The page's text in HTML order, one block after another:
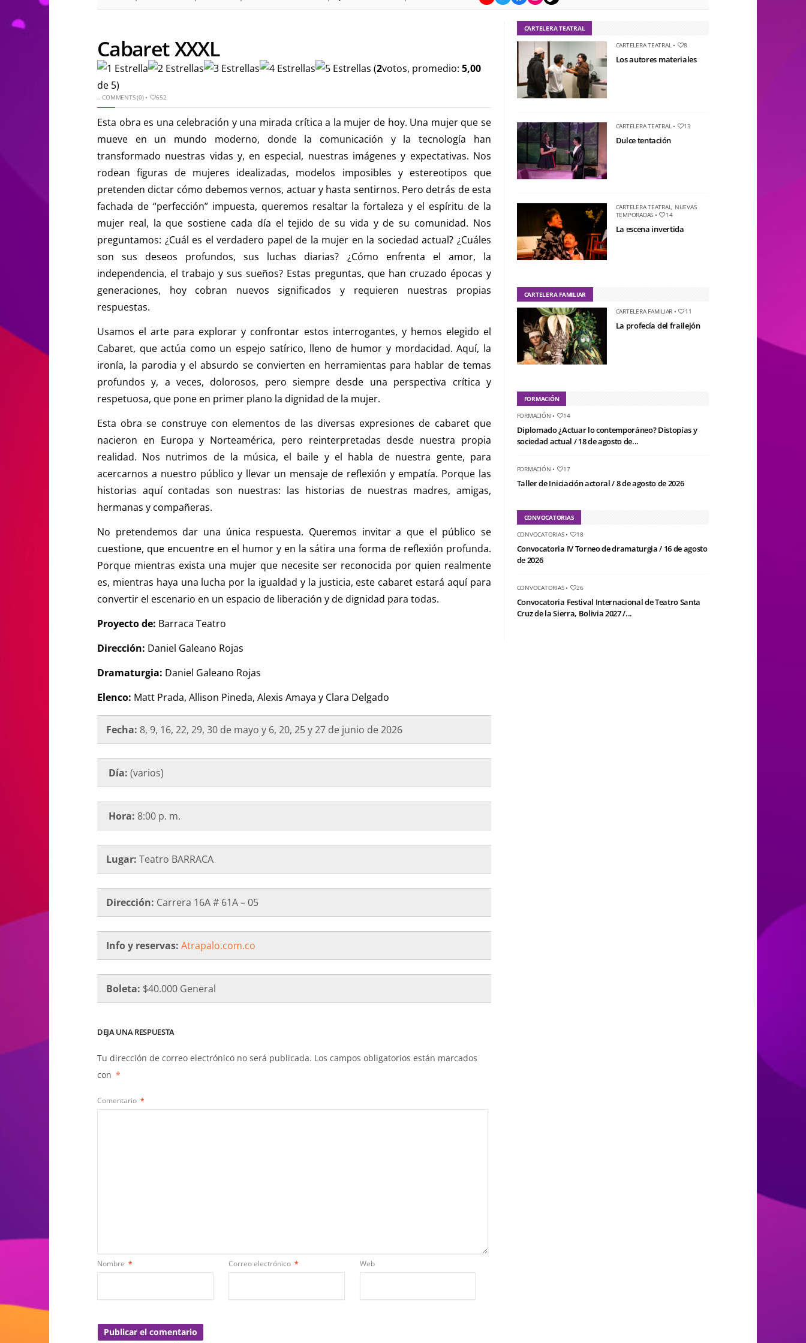
Cabaret XXXL
(2votos, promedio: 5,00
de 5)
..COMMENTS (0)• 652
Esta obra es una celebración y una mirada crítica a la mujer de hoy. Una mujer que se
mueve en un mundo moderno, donde la comunicación y la tecnología han
transformado nuestras vidas y, en especial, nuestras imágenes y expectativas. Nos
rodean figuras de mujeres idealizadas, modelos imposibles y estereotipos que
pretenden dictar cómo debemos vernos, actuar y hasta sentirnos. Pero detrás de esta
fachada de “perfección” impuesta, queremos resaltar la fortaleza y el espíritu de la
mujer real, la que sostiene cada día el tejido de su vida y de su comunidad. Nos
preguntamos: ¿Cuál es el verdadero papel de la mujer en la sociedad actual? ¿Cuáles
son sus deseos profundos, sus luchas diarias? ¿Cómo enfrenta el amor, la
independencia, el trabajo y sus sueños? Estas preguntas, que han cruzado épocas y
generaciones, hoy cobran nuevos significados y requieren nuestras propias
respuestas.
Usamos el arte para explorar y confrontar estos interrogantes, y hemos elegido el
Cabaret, que actúa como un espejo satírico, lleno de humor y mordacidad. Aquí, la
ironía, la parodia y el absurdo se convierten en herramientas para hablar de temas
profundos y, a veces, dolorosos, pero siempre desde una perspectiva crítica y
respetuosa, que pone en primer plano la dignidad de la mujer.
Esta obra se construye con elementos de las diversas expresiones de cabaret que
nacieron en Europa y Norteamérica, pero reinterpretadas desde nuestra propia
realidad. Nos nutrimos de la música, el baile y el habla de nuestra gente, para
acercarnos a nuestro público y llevar un mensaje de reflexión y empatía. Porque las
historias aquí contadas son nuestras: las historias de nuestras madres, amigas,
hermanas y compañeras.
No pretendemos dar una única respuesta. Queremos invitar a que el público se
cuestione, que encuentre en el humor y en la sátira una forma de reflexión profunda.
Porque mientras exista una mujer que necesite ser reconocida por quien realmente
es, mientras haya una lucha por la igualdad y la justicia, este cabaret estará aquí para
convertir el escenario en un espacio de liberación y de dignidad para todas.
Proyecto de: Barraca Teatro
Dirección: Daniel Galeano Rojas
Dramaturgia: Daniel Galeano Rojas
Elenco: Matt Prada, Allison Pineda, Alexis Amaya y Clara Delgado
Fecha: 8, 9, 16, 22, 29, 30 de mayo y 6, 20, 25 y 27 de junio de 2026
Día: (varios)
Hora: 8:00 p. m.
Lugar: Teatro BARRACA
Dirección: Carrera 16A # 61A – 05
Info y reservas: Atrapalo.com.co
Boleta: $40.000 General
DEJA UNA RESPUESTA
Tu dirección de correo electrónico no será publicada. Los campos obligatorios están marcados
con *
Comentario *
Nombre * Correo electrónico * Web
CARTELERA TEATRAL
CARTELERA TEATRAL• 8
Los autores materiales
CARTELERA TEATRAL• 13
Dulce tentación
CARTELERA TEATRAL, NUEVAS
TEMPORADAS • 14
La escena invertida
CARTELERA FAMILIAR
CARTELERA FAMILIAR • 11
La profecía del frailejón
FORMACIÓN
FORMACIÓN • 14
Diplomado ¿Actuar lo contemporáneo? Distopías y
sociedad actual / 18 de agosto de...
FORMACIÓN • 17
Taller de Iniciación actoral / 8 de agosto de 2026
CONVOCATORIAS
CONVOCATORIAS• 18
Convocatoria IV Torneo de dramaturgia / 16 de agosto
de 2026
CONVOCATORIAS• 26
Convocatoria Festival Internacional de Teatro Santa
Cruz de la Sierra, Bolivia 2027 /...